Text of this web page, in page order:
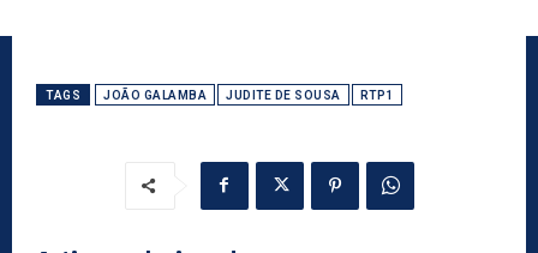
TAGS JOÃO GALAMBA JUDITE DE SOUSA RTP1